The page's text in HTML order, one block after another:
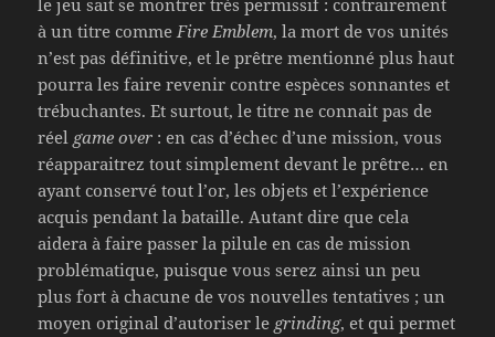
le jeu sait se montrer très permissif : contrairement
à un titre commeFire Emblem, la mort de vos unités
n’est pas définitive, et le prêtre mentionné plus haut
pourra les faire revenir contre espèces sonnantes et
trébuchantes. Et surtout, le titre ne connait pas de
réel game over : en cas d’échec d’une mission, vous
réapparaitrez tout simplement devant le prêtre… en
ayant conservé tout l’or, les objets et l’expérience
acquis pendant la bataille. Autant dire que cela
aidera à faire passer la pilule en cas de mission
problématique, puisque vous serez ainsi un peu
plus fort à chacune de vos nouvelles tentatives ; un
moyen original d’autoriser le grinding, et qui permet